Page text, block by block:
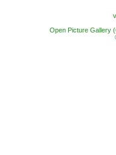
Open Picture Gallery